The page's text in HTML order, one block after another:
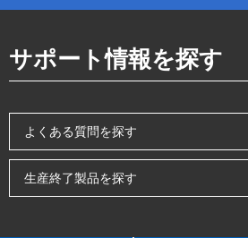
サポート情報を探す
よくある質問を探す
生産終了製品を探す